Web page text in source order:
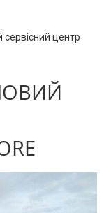
центр